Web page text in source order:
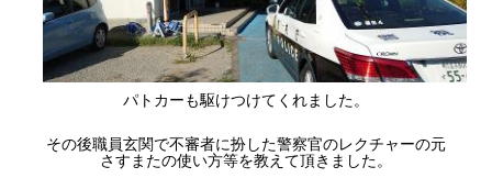
パトカーも駆けつけてくれました。
その後職員玄関で不審者に扮した警察官のレクチャーの元
さすまたの使い方等を教えて頂きました。